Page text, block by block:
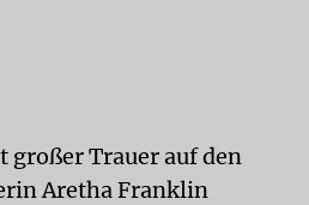
Trauer auf den
Aretha Franklin